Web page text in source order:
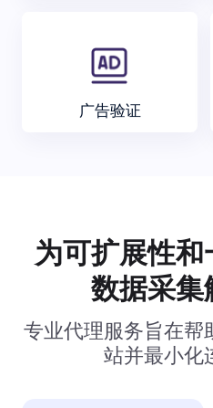
广告验证
为可扩展性
数据采集
专业代理服务旨在帮
站并最小化